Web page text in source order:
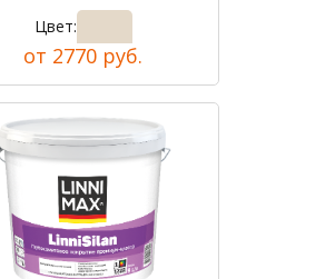
Цвет:
от 2770 руб.